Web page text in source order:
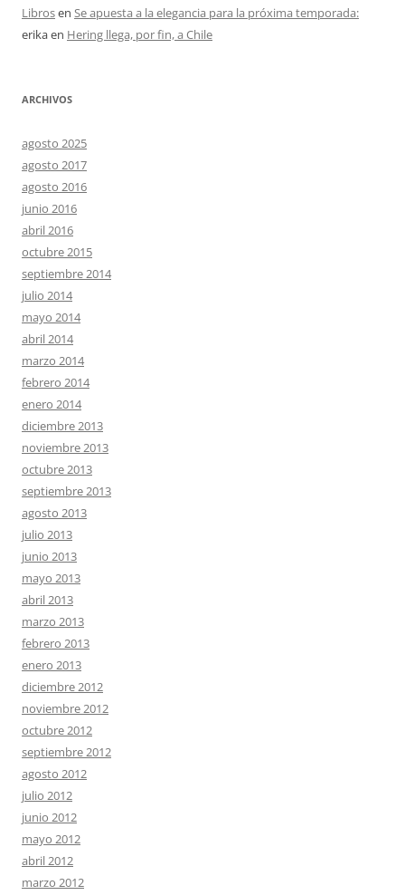
Librosen Se apuesta a la elegancia para la próxima temporada:
erikaen Hering llega, por fin, a Chile
ARCHIVOS
agosto 2025
agosto 2017
agosto 2016
junio 2016
abril 2016
octubre 2015
septiembre 2014
julio 2014
mayo 2014
abril 2014
marzo 2014
febrero 2014
enero 2014
diciembre 2013
noviembre 2013
octubre 2013
septiembre 2013
agosto 2013
julio 2013
junio 2013
mayo 2013
abril 2013
marzo 2013
febrero 2013
enero 2013
diciembre 2012
noviembre 2012
octubre 2012
septiembre 2012
agosto 2012
julio 2012
junio 2012
mayo 2012
abril 2012
marzo 2012